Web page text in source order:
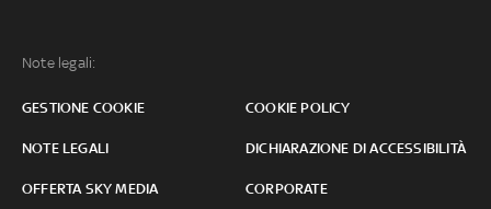
Note legali:
GESTIONE COOKIE COOKIE POLICY
NOTE LEGALI DICHIARAZIONE DI ACCESSIBILITÀ
OFFERTA SKY MEDIA CORPORATE